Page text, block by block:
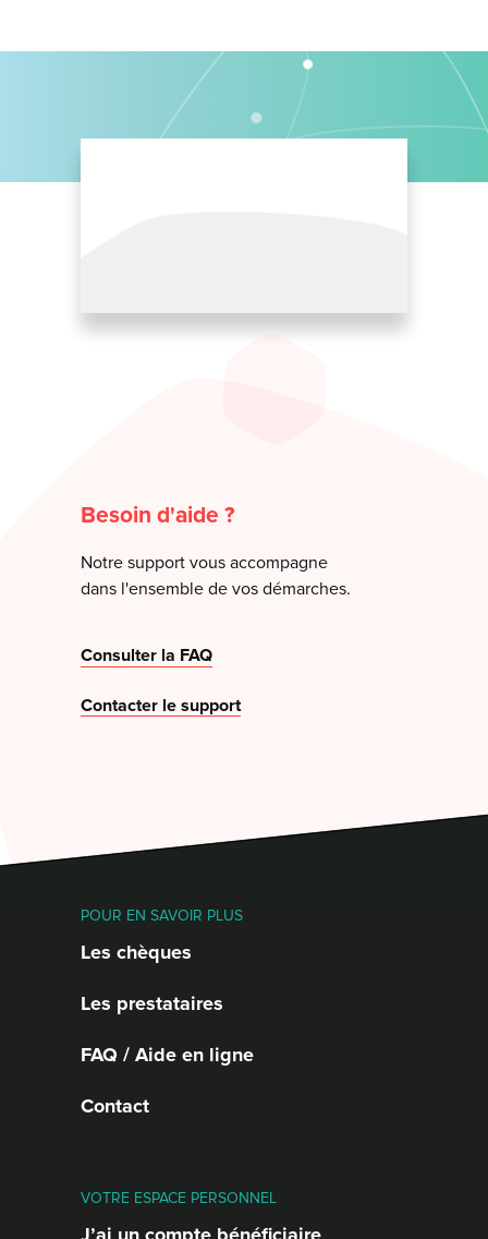
Besoin d'aide ?
Notre support vous accompagne
dans l'ensemble de vos démarches.
Consulter la FAQ
Contacter le support
POUR EN SAVOIR PLUS
Les chèques
Les prestataires
FAQ / Aide en ligne
Contact
VOTRE ESPACE PERSONNEL